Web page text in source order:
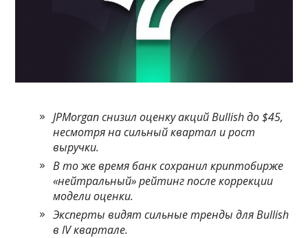
JPMorgan снизил оценку акций Bullish до $45,
несмотря на сильный квартал и рост
выручки.
В то же время банк сохранил криптобирже
«нейтральный» рейтинг после коррекции
модели оценки.
Эксперты видят сильные тренды для Bullish
в IV квартале.